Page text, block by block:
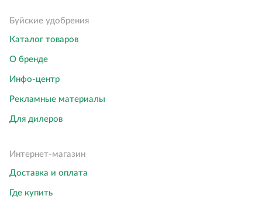
Буйские удобрения
Каталог товаров
О бренде
Инфо-центр
Рекламные материалы
Для дилеров
Интернет-магазин
Доставка и оплата
Где купить